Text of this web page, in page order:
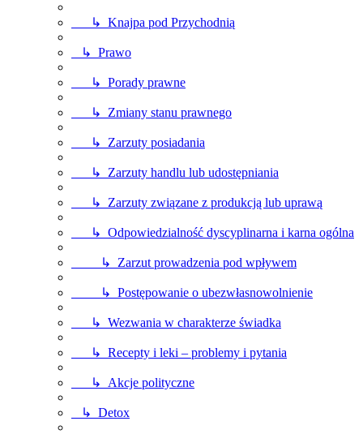
↳ Knajpa pod Przychodnią
↳ Prawo
↳ Porady prawne
↳ Zmiany stanu prawnego
↳ Zarzuty posiadania
↳ Zarzuty handlu lub udostępniania
↳ Zarzuty związane z produkcją lub uprawą
↳ Odpowiedzialność dyscyplinarna i karna ogólna
↳ Zarzut prowadzenia pod wpływem
↳ Postępowanie o ubezwłasnowolnienie
↳ Wezwania w charakterze świadka
↳ Recepty i leki – problemy i pytania
↳ Akcje polityczne
↳ Detox